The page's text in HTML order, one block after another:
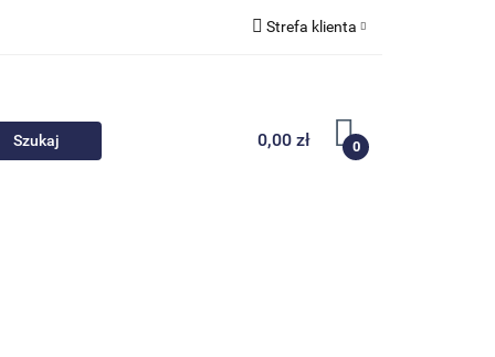
Strefa klienta
Zarejestruj się
Dodaj zgłoszenie
0,00 zł 0